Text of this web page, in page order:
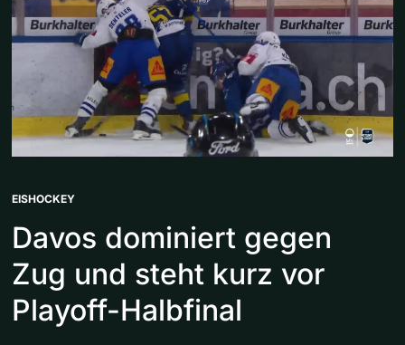
EISHOCKEY
Davos dominiert gegen
Zug und steht kurz vor
Playoff-Halbfinal